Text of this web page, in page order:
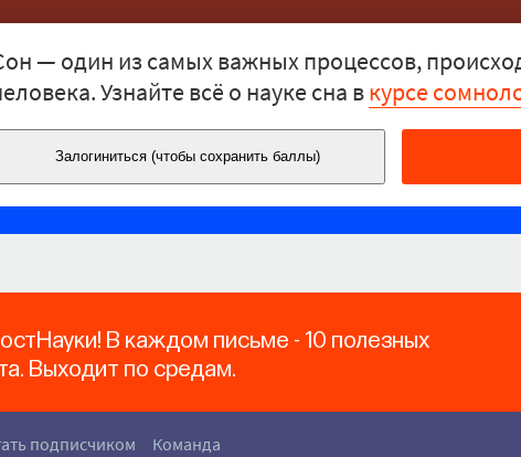
— один из самых важных процессов,
Узнайте всё о науке сна вкурсе
Залогиниться (чтобы сохранить баллы)
В каждом письме - 10 полезных
Выходит по средам.
подписчиком Команда